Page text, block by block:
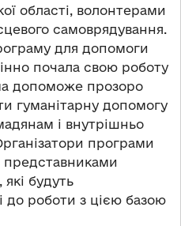
області, волонтерами
самоврядування.
для допомоги
почала свою роботу
допоможе прозоро
гуманітарну допомогу
і внутрішньо
програми
представниками
будуть
до роботи з цією базою